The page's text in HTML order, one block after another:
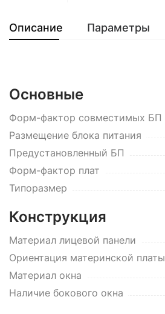
Описание Параметры
Основные
Форм-фактор совместимых БП
Размещение блока питания
Предустановленный БП
Форм-фактор плат
Типоразмер
Конструкция
Материал лицевой панели
Ориентация материнской платы
Материал окна
Наличие бокового окна